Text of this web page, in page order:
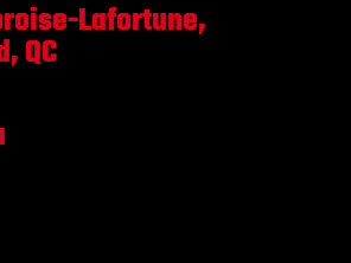
Lafortune,
QC